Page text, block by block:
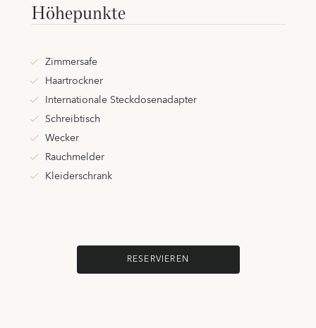
Höhepunkte
Zimmersafe
Haartrockner
Internationale Steckdosenadapter
Schreibtisch
Wecker
Rauchmelder
Kleiderschrank
RESERVIEREN